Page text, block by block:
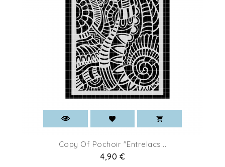
Copy Of Pochoir "Entrelacs...
Pret
4,90 €